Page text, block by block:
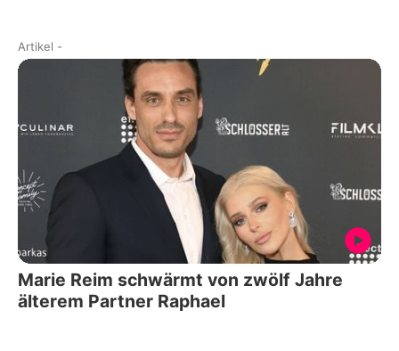
Artikel -
Marie Reim schwärmt von zwölf Jahre
älterem Partner Raphael